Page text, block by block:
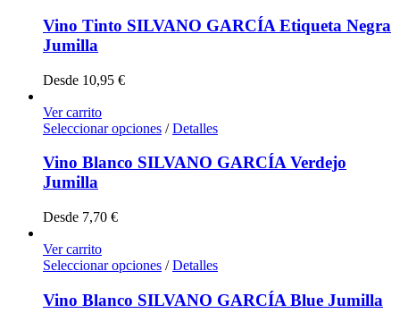
Vino Tinto SILVANO GARCÍA Etiqueta Negra
Jumilla
Desde 10,95 €
Ver carrito
Seleccionar opciones / Detalles
Vino Blanco SILVANO GARCÍA Verdejo
Jumilla
Desde 7,70 €
Ver carrito
Seleccionar opciones / Detalles
Vino Blanco SILVANO GARCÍA Blue Jumilla